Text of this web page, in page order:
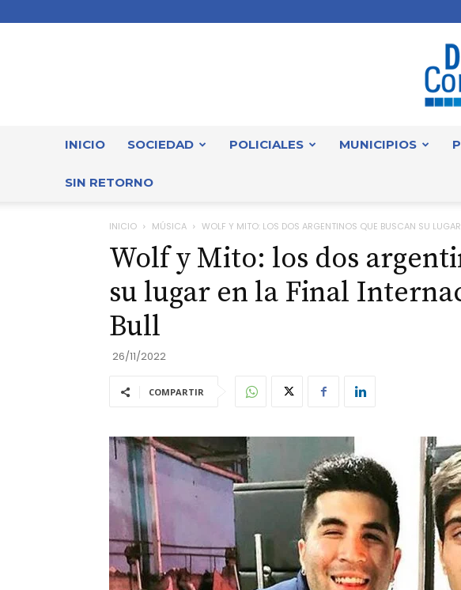
INICIO SOCIEDAD POLICIALES MUNICIPIOS
SIN RETORNO
INICIO MÚSICA WOLF Y MITO: LOS DOS ARGENTINOS QUE BUSCAN SU LUGAR
Wolf y Mito: los dos
su lugar en la Final
Bull
26/11/2022
COMPARTIR